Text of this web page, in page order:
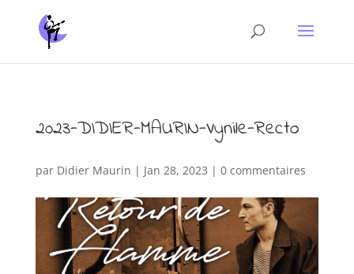
2023-DIDIER-MAURIN-Vynile-Recto
par Didier Maurin | Jan 28, 2023 | 0 commentaires